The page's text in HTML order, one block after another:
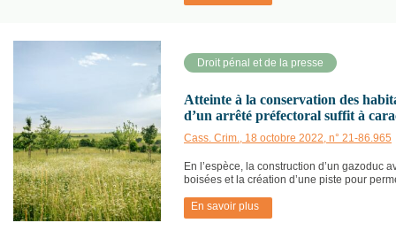
Droit pénal et de la presse
Atteinte à la conservation des
d’un arrêté préfectoral suffit à
Cass. Crim., 18 octobre 2022, n° 21-86.965
En l’espèce, la construction d’un gazoduc
boisées et la création d’une piste pour
En savoir plus